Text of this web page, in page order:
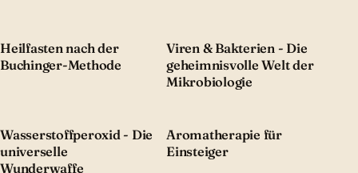
Heilfasten nach der
Buchinger-Methode
Viren & Bakterien - Die
geheimnisvolle Welt der
Mikrobiologie
Wasserstoffperoxid - Die
universelle
Wunderwaffe
Aromatherapie für
Einsteiger